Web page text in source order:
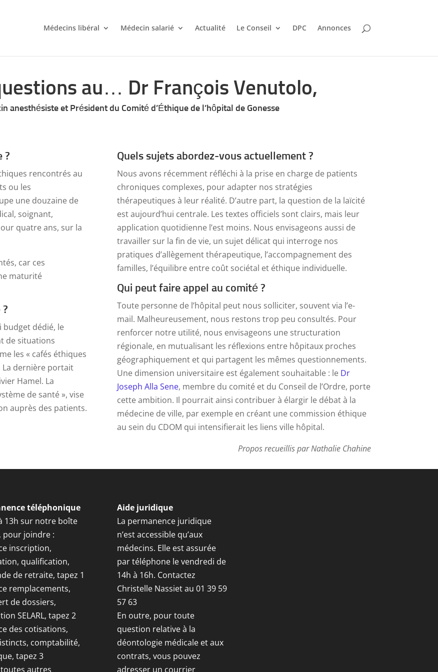
Médecins libéral Médecin salarié Actualité Le Conseil DPC Annonces
au… Dr François Venutolo,
anesthésiste et Président du Comité d’Éthique de l’hôpital de Gonesse
?
rencontrés au
ou les
une douzaine de
soignant,
quatre ans, sur la
car ces
maturité
budget dédié, le
de situations
les « cafés éthiques
La dernière portait
Hamel. La
de santé », vise
auprès des patients.
Quels sujets abordez-vous actuellement ?
Nous avons récemment réfléchi à la prise en charge de patients
chroniques complexes, pour adapter nos stratégies
thérapeutiques à leur réalité. D’autre part, la question de la laïcité
est aujourd’hui centrale. Les textes officiels sont clairs, mais leur
application quotidienne l’est moins. Nous envisageons aussi de
travailler sur la fin de vie, un sujet délicat qui interroge nos
pratiques d’allègement thérapeutique, l’accompagnement des
familles, l’équilibre entre coût sociétal et éthique individuelle.
Qui peut faire appel au comité ?
Toute personne de l’hôpital peut nous solliciter, souvent via l’e-
mail. Malheureusement, nous restons trop peu consultés. Pour
renforcer notre utilité, nous envisageons une structuration
régionale, en mutualisant les réflexions entre hôpitaux proches
géographiquement et qui partagent les mêmes questionnements.
Une dimension universitaire est également souhaitable : le Dr
Joseph Alla Sene, membre du comité et du Conseil de l’Ordre, porte
cette ambition. Il pourrait ainsi contribuer à élargir le débat à la
médecine de ville, par exemple en créant une commission éthique
au sein du CDOM qui intensifierait les liens ville hôpital.
Propos recueillis par Nathalie Chahine
téléphonique
13h sur notre boîte
pour joindre :
inscription,
qualification,
de retraite, tapez 1
remplacements,
de dossiers,
SELARL, tapez 2
des cotisations,
comptabilité,
tapez 3
toutes autres
Aide juridique
La permanence juridique
n’est accessible qu’aux
médecins. Elle est assurée
par téléphone le vendredi de
14h à 16h. Contactez
Christelle Nassiet au 01 39 59
57 63
En outre, pour toute
question relative à la
déontologie médicale et aux
contrats, vous pouvez
adresser un courrier